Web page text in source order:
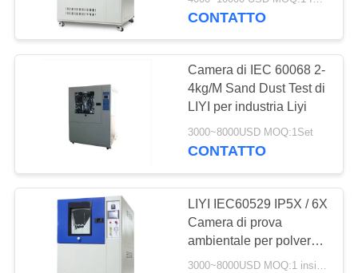
Camera di ESS
macchina
impermeabile della
prova
simulato ambientale
CONTATTO
Camera di IEC 60068 2-
4kg/M Sand Dust Test di
LIYI per industria Liyi
3000~8000USD MOQ:1Set
CONTATTO
LIYI IEC60529 IP5X / 6X
Camera di prova
ambientale per polvere
di sabbia da 125 litri
3000~8000USD MOQ:1 insieme